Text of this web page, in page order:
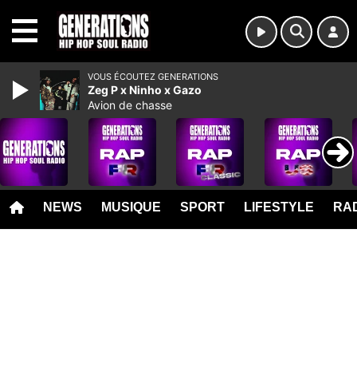
NEWS MUSIQUE SPORT LIFESTYLE
VOUS ÉCOUTEZ GENERATIONS
Zeg P x Ninho x Gazo
Avion de chasse